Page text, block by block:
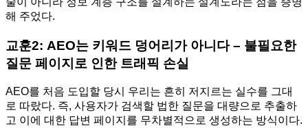
해 주었다.
교훈2: AEO는 키워드 덩어리가 아니다 – 불필요한
질문 페이지로 인한 트래픽 손실
AEO를 처음 도입할 당시 우리는 흔히 저지르는 실수를 그대
로 따랐다. 즉, 사용자가 검색할 법한 질문을 대량으로 추출하
고 이에 대한 답변 페이지를 무차별적으로 생성하는 방식이다.